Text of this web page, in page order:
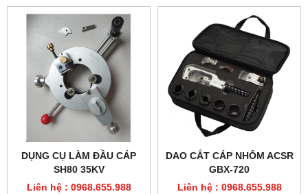
DỤNG CỤ LÀM ĐẦU CÁP
SH80 35KV
Liên hệ : 0968.655.988
DAO CẮT CÁP NHÔM ACSR
GBX-720
Liên hệ : 0968.655.988